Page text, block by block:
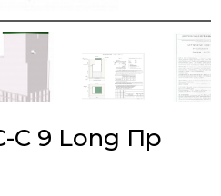
С 9 Long Пр